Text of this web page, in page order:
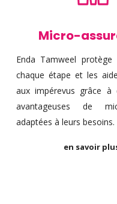
Micro-
Enda Tamweel
chaque étape et les
aux impérevus grâce à
avantageuses de
adaptées à leurs besoins.
en savoir